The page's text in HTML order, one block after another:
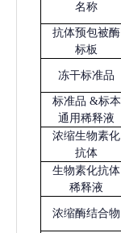
名称
抗体预包被酶
标板
冻干标准品
标准品 &标本
通用稀释液
浓缩生物素化
抗体
生物素化抗体
稀释液
浓缩酶结合物